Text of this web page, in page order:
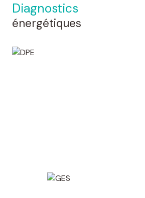
diagnostics
énergétiques